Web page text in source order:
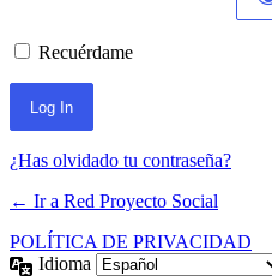
Recuérdame
¿Has olvidado tu contraseña?
← Ir a Red Proyecto Social
POLÍTICA DE PRIVACIDAD
Idioma